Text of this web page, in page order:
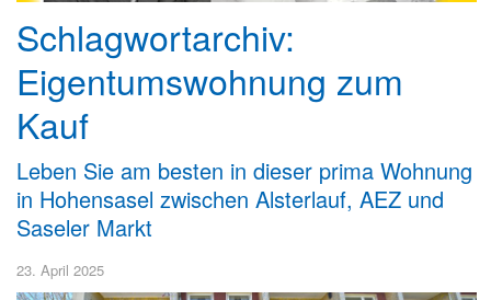
Schlagwortarchiv:
Eigentumswohnung zum
Kauf
Leben Sie am besten in dieser prima Wohnung
in Hohensasel zwischen Alsterlauf, AEZ und
Saseler Markt
23. April 2025